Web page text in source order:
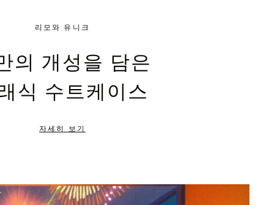
리모와 유니크
의 개성을 담은
식 수트케이스
자세히 보기